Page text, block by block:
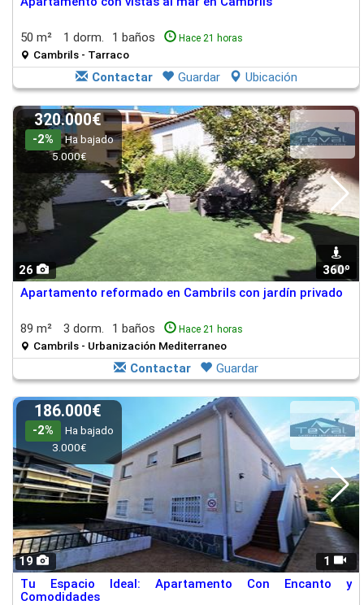
50 m² 1 dorm. 1 baños Hace 21 horas
Cambrils - Tarraco
Contactar Guardar Ubicación
26 1
360º
320.000€
-2%
Ha bajado
5.000€
Apartamento reformado en Cambrils con jardín privado
89 m² 3 dorm. 1 baños Hace 21 horas
Cambrils - Urbanización Mediterraneo
Contactar Guardar
19 1
186.000€
-2%
Ha bajado
3.000€
Tu Espacio Ideal: Apartamento Con Encanto y
Comodidades